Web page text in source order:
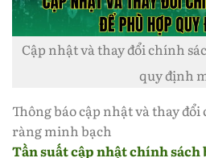
Cập nhật và thay đổi chính
quy định
Thông báo cập nhật và thay
ràng minh bạch
Tần suất cập nhật chính sách